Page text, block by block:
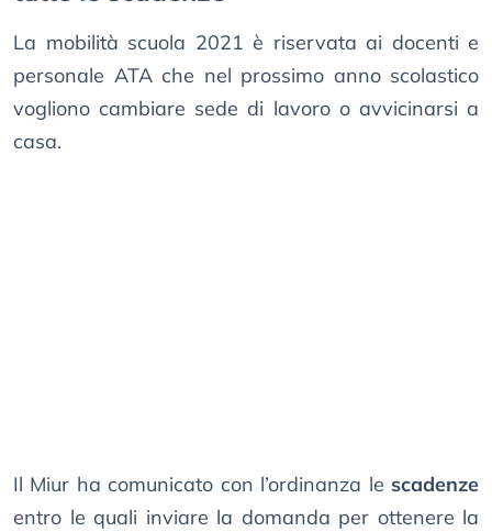
La mobilità scuola 2021 è riservata ai docenti e
personale ATA che nel prossimo anno scolastico
vogliono cambiare sede di lavoro o avvicinarsi a
casa.
Il Miur ha comunicato con l’ordinanza le scadenze
entro le quali inviare la domanda per ottenere la